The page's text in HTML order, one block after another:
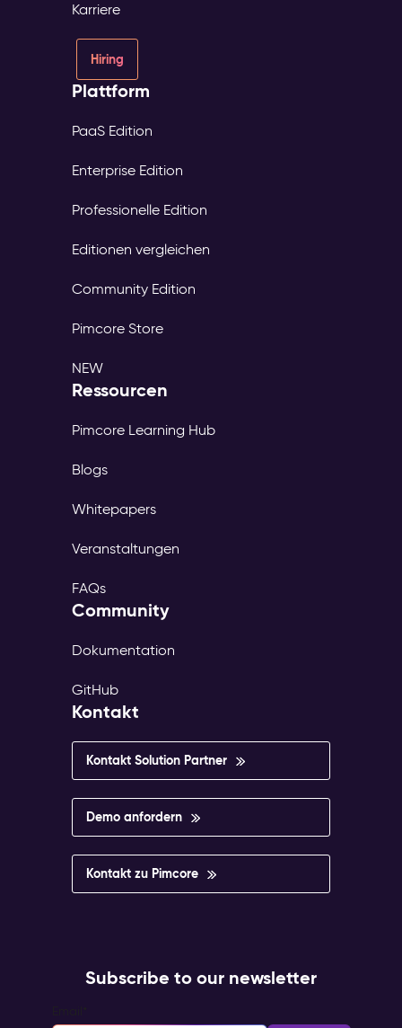
Karriere
Hiring
Plattform
PaaS Edition
Enterprise Edition
Professionelle Edition
Editionen vergleichen
Community Edition
Pimcore Store
NEW
Ressourcen
Pimcore Learning Hub
Blogs
Whitepapers
Veranstaltungen
FAQs
Community
Dokumentation
GitHub
Kontakt
Kontakt Solution Partner
Demo anfordern
Kontakt zu Pimcore
Subscribe to our newsletter